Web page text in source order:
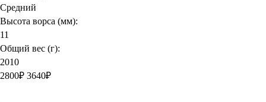
Средний
Высота ворса (мм):
11
Общий вес (г):
2010
2800₽ 3640₽